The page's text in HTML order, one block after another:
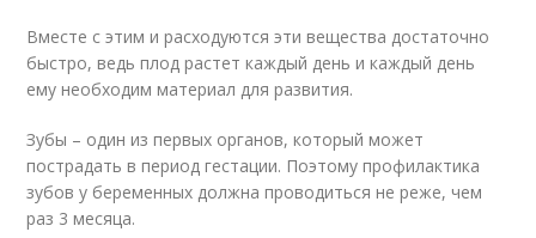
Вместе с этим и расходуются эти вещества достаточно
быстро, ведь плод растет каждый день и каждый день
ему необходим материал для развития.
Зубы – один из первых органов, который может
пострадать в период гестации. Поэтому профилактика
зубов у беременных должна проводиться не реже, чем
раз 3 месяца.